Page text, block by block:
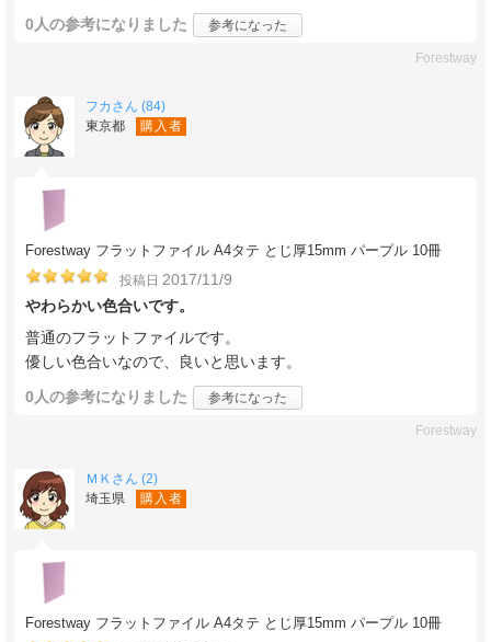
0人の参考になりました 参考になった
Forestway
フカさん (84)
東京都
購入者
Forestway フラットファイル A4タテ とじ厚15mm パープル 10冊
投稿日 2017/11/9
やわらかい色合いです。
普通のフラットファイルです。
優しい色合いなので、良いと思います。
0人の参考になりました 参考になった
Forestway
ＭＫさん (2)
埼玉県
購入者
Forestway フラットファイル A4タテ とじ厚15mm パープル 10冊